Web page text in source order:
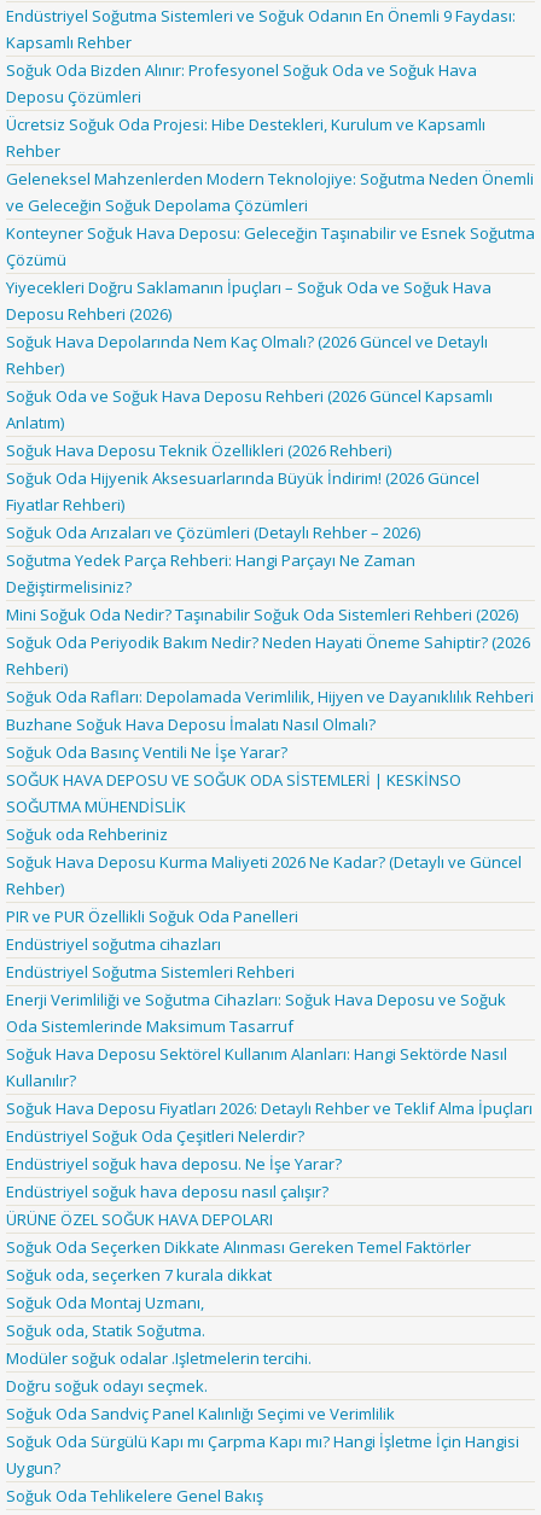
Endüstriyel Soğutma Sistemleri ve Soğuk Odanın En Önemli 9 Faydası:
Kapsamlı Rehber
Soğuk Oda Bizden Alınır: Profesyonel Soğuk Oda ve Soğuk Hava
Deposu Çözümleri
Ücretsiz Soğuk Oda Projesi: Hibe Destekleri, Kurulum ve Kapsamlı
Rehber
Geleneksel Mahzenlerden Modern Teknolojiye: Soğutma Neden Önemli
ve Geleceğin Soğuk Depolama Çözümleri
Konteyner Soğuk Hava Deposu: Geleceğin Taşınabilir ve Esnek Soğutma
Çözümü
Yiyecekleri Doğru Saklamanın İpuçları – Soğuk Oda ve Soğuk Hava
Deposu Rehberi (2026)
Soğuk Hava Depolarında Nem Kaç Olmalı? (2026 Güncel ve Detaylı
Rehber)
Soğuk Oda ve Soğuk Hava Deposu Rehberi (2026 Güncel Kapsamlı
Anlatım)
Soğuk Hava Deposu Teknik Özellikleri (2026 Rehberi)
Soğuk Oda Hijyenik Aksesuarlarında Büyük İndirim! (2026 Güncel
Fiyatlar Rehberi)
Soğuk Oda Arızaları ve Çözümleri (Detaylı Rehber – 2026)
Soğutma Yedek Parça Rehberi: Hangi Parçayı Ne Zaman
Değiştirmelisiniz?
Mini Soğuk Oda Nedir? Taşınabilir Soğuk Oda Sistemleri Rehberi (2026)
Soğuk Oda Periyodik Bakım Nedir? Neden Hayati Öneme Sahiptir? (2026
Rehberi)
Soğuk Oda Rafları: Depolamada Verimlilik, Hijyen ve Dayanıklılık Rehberi
Buzhane Soğuk Hava Deposu İmalatı Nasıl Olmalı?
Soğuk Oda Basınç Ventili Ne İşe Yarar?
SOĞUK HAVA DEPOSU VE SOĞUK ODA SİSTEMLERİ | KESKİNSO
SOĞUTMA MÜHENDİSLİK
Soğuk oda Rehberiniz
Soğuk Hava Deposu Kurma Maliyeti 2026 Ne Kadar? (Detaylı ve Güncel
Rehber)
PIR ve PUR Özellikli Soğuk Oda Panelleri
Endüstriyel soğutma cihazları
Endüstriyel Soğutma Sistemleri Rehberi
Enerji Verimliliği ve Soğutma Cihazları: Soğuk Hava Deposu ve Soğuk
Oda Sistemlerinde Maksimum Tasarruf
Soğuk Hava Deposu Sektörel Kullanım Alanları: Hangi Sektörde Nasıl
Kullanılır?
Soğuk Hava Deposu Fiyatları 2026: Detaylı Rehber ve Teklif Alma İpuçları
Endüstriyel Soğuk Oda Çeşitleri Nelerdir?
Endüstriyel soğuk hava deposu. Ne İşe Yarar?
Endüstriyel soğuk hava deposu nasıl çalışır?
ÜRÜNE ÖZEL SOĞUK HAVA DEPOLARI
Soğuk Oda Seçerken Dikkate Alınması Gereken Temel Faktörler
Soğuk oda, seçerken 7 kurala dikkat
Soğuk Oda Montaj Uzmanı,
Soğuk oda, Statik Soğutma.
Modüler soğuk odalar .Işletmelerin tercihi.
Doğru soğuk odayı seçmek.
Soğuk Oda Sandviç Panel Kalınlığı Seçimi ve Verimlilik
Soğuk Oda Sürgülü Kapı mı Çarpma Kapı mı? Hangi İşletme İçin Hangisi
Uygun?
Soğuk Oda Tehlikelere Genel Bakış